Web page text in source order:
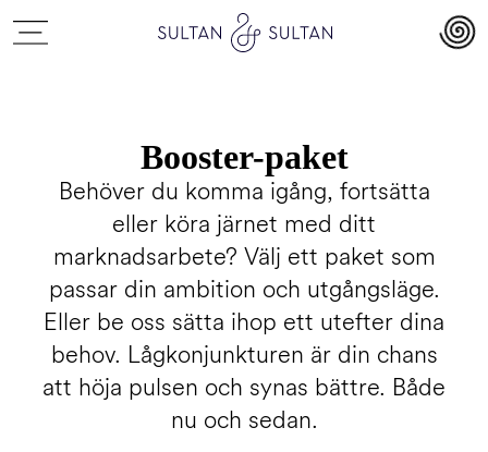
Booster-paket
Behöver du komma igång, fortsätta
eller köra järnet med ditt
marknadsarbete? Välj ett paket som
passar din ambition och utgångsläge.
Eller be oss sätta ihop ett utefter dina
behov. Lågkonjunkturen är din chans
att höja pulsen och synas bättre. Både
nu och sedan.